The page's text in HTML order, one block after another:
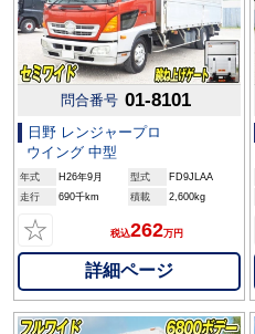
問合番号 01-8101
日野 レンジャープロ
ウイング 中型
年式 H26年9月 型式
FD9JLAA
走行
690千km 積載 2,600kg
☆ 税込262万円
詳細ページ